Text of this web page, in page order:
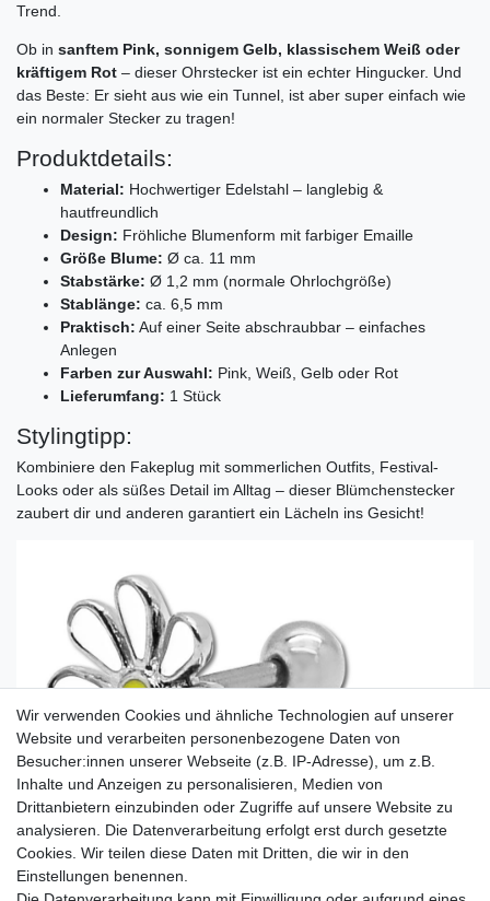
Trend.
Ob in sanftem Pink, sonnigem Gelb, klassischem Weiß oder
kräftigem Rot – dieser Ohrstecker ist ein echter Hingucker. Und
das Beste: Er sieht aus wie ein Tunnel, ist aber super einfach wie
ein normaler Stecker zu tragen!
Produktdetails:
Material: Hochwertiger Edelstahl – langlebig &
hautfreundlich
Design: Fröhliche Blumenform mit farbiger Emaille
Größe Blume: Ø ca. 11 mm
Stabstärke: Ø 1,2 mm (normale Ohrlochgröße)
Stablänge: ca. 6,5 mm
Praktisch: Auf einer Seite abschraubbar – einfaches
Anlegen
Farben zur Auswahl: Pink, Weiß, Gelb oder Rot
Lieferumfang: 1 Stück
Stylingtipp:
Kombiniere den Fakeplug mit sommerlichen Outfits, Festival-
Looks oder als süßes Detail im Alltag – dieser Blümchenstecker
zaubert dir und anderen garantiert ein Lächeln ins Gesicht!
Wir verwenden Cookies und ähnliche Technologien auf unserer
Website und verarbeiten personenbezogene Daten von
Besucher:innen unserer Webseite (z.B. IP-Adresse), um z.B.
Inhalte und Anzeigen zu personalisieren, Medien von
Drittanbietern einzubinden oder Zugriffe auf unsere Website zu
analysieren. Die Datenverarbeitung erfolgt erst durch gesetzte
Cookies. Wir teilen diese Daten mit Dritten, die wir in den
Einstellungen benennen.